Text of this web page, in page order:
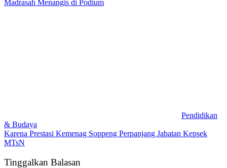
Madrasah Menangis di Podium
Pendidikan
& Budaya
Karena Prestasi Kemenag Soppeng Perpanjang Jabatan Kepsek
MTsN
Tinggalkan Balasan